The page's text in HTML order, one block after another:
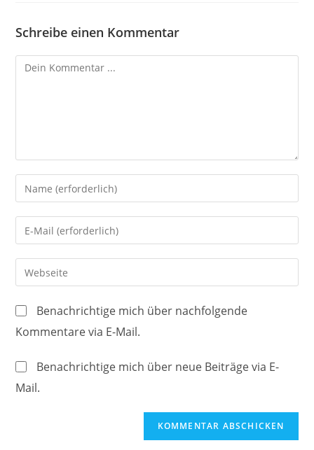
Schreibe einen Kommentar
Kommentieren
Gib
deinen
Namen
oder
Benutzernamen
zum
ein
Gib
deine
E-
Mail-
zum
Kommentieren
Gib
deine
Website-
URL
ein
Benachrichtige mich über nachfolgende
Kommentare via E-Mail.
Benachrichtige mich über neue Beiträge via E-
Mail.